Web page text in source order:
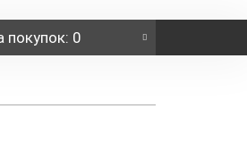
покупок: 0